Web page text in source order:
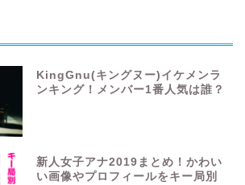
KingGnu(キングヌー)イケメンラ
ンキング！メンバー1番人気は誰？
新人女子アナ2019まとめ！かわい
い画像やプロフィールをキー局別